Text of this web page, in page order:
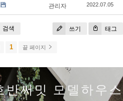
관리자 2022.07.05
쓰기 태그
검색
1 끝 페이지
반써밋 모델하우스